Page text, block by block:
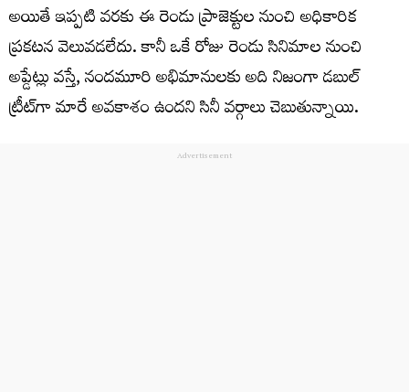
అయితే ఇప్పటి వరకు ఈ రెండు ప్రాజెక్టుల నుంచి అధికారిక
ప్రకటన వెలువడలేదు. కానీ ఒకే రోజు రెండు సినిమాల నుంచి
అప్డేట్లు వస్తే, నందమూరి అభిమానులకు అది నిజంగా డబుల్
ట్రీట్‌గా మారే అవకాశం ఉందని సినీ వర్గాలు చెబుతున్నాయి.